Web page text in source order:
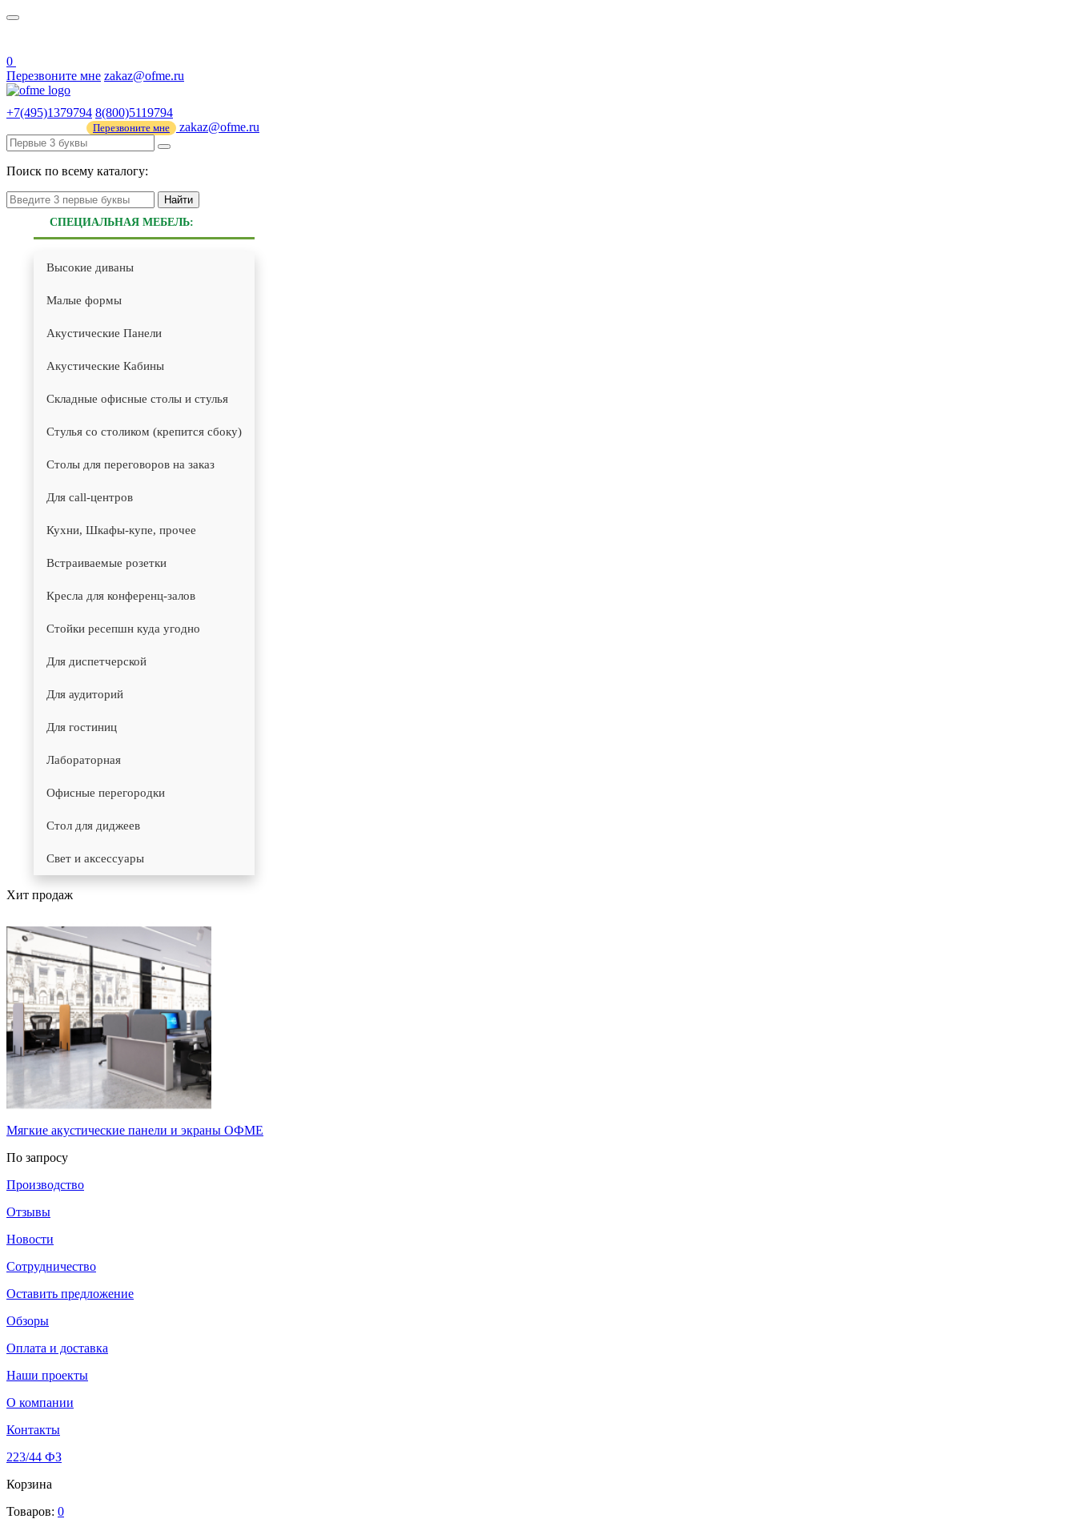
0
Перезвоните мне zakaz@ofme.ru
+7(495)1379794 8(800)5119794
Перезвоните мне zakaz@ofme.ru
Поиск по всему каталогу:
Найти
СПЕЦИАЛЬНАЯ МЕБЕЛЬ:
Высокие диваны
Малые формы
Акустические Панели
Акустические Кабины
Складные офисные столы и стулья
Стулья со столиком (крепится сбоку)
Столы для переговоров на заказ
Для call-центров
Кухни, Шкафы-купе, прочее
Встраиваемые розетки
Кресла для конференц-залов
Стойки ресепшн куда угодно
Для диспетчерской
Для аудиторий
Для гостиниц
Лабораторная
Офисные перегородки
Стол для диджеев
Свет и аксессуары
Хит продаж
Мягкие акустические панели и экраны ОФМЕ
По запросу
Производство
Отзывы
Новости
Сотрудничество
Оставить предложение
Обзоры
Оплата и доставка
Наши проекты
О компании
Контакты
223/44 ФЗ
Корзина
Товаров: 0